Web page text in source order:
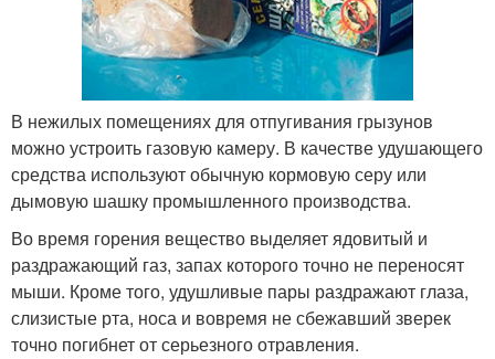
В нежилых помещениях для отпугивания грызунов
можно устроить газовую камеру. В качестве удушающего
средства используют обычную кормовую серу или
дымовую шашку промышленного производства.
Во время горения вещество выделяет ядовитый и
раздражающий газ, запах которого точно не переносят
мыши. Кроме того, удушливые пары раздражают глаза,
слизистые рта, носа и вовремя не сбежавший зверек
точно погибнет от серьезного отравления.